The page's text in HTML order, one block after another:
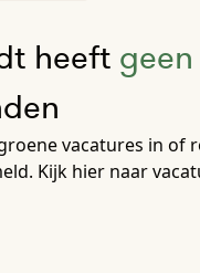
heeft geen
vacatures in of
Kijk hier naar